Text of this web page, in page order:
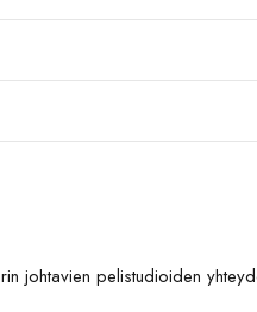
johtavien pelistudioiden